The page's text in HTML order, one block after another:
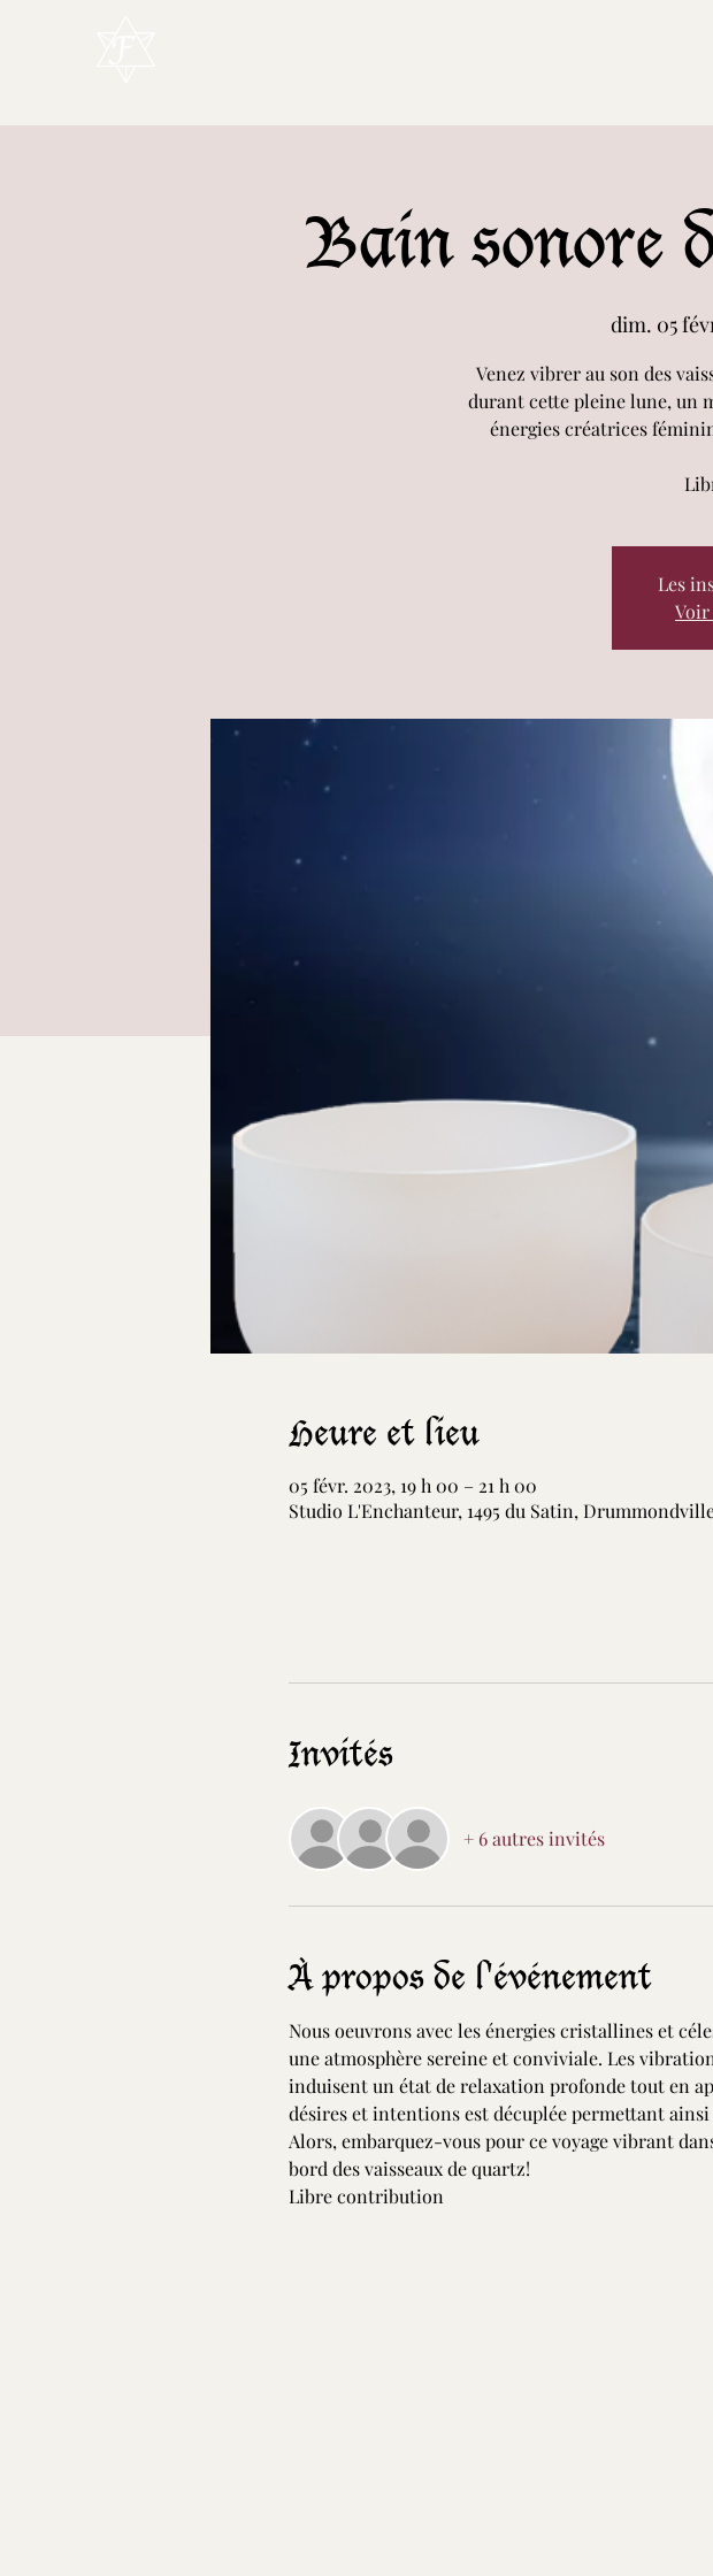
Bain sonore
dim. 05
Venez vibrer au son des
durant cette pleine lune, un
énergies créatrices
Les
Voir
Heure et lieu
05 févr. 2023, 19 h 00 – 21 h 00
Studio L'Enchanteur, 1495 du Satin,
Invités
+ 6 autres invités
À propos de l'événement
Nous oeuvrons avec les énergies cristallines et
une atmosphère sereine et conviviale. Les
induisent un état de relaxation profonde tout en
désires et intentions est décuplée permettant
Alors, embarquez-vous pour ce voyage vibrant
bord des vaisseaux de quartz!
Libre contribution